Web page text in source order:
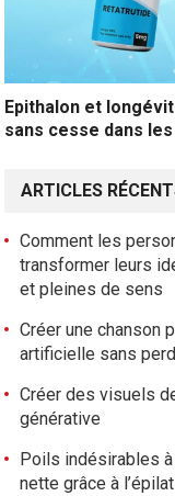
Epithalon et
sans cesse dans
ARTICLES
Comment les
transformer leurs
et pleines de sens
Créer une chanson
artificielle sans
Créer des visuels
générative
Poils indésirables
nette grâce à